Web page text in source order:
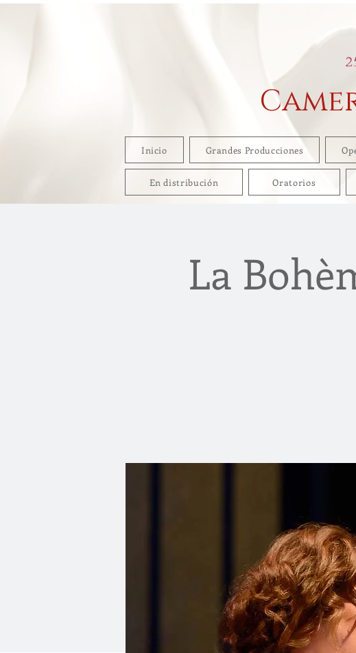
Inicio Grandes Producciones
En distribución Oratorios
La